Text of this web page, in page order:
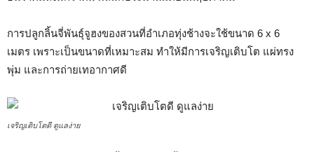
การปลูกลิ้นจี่พันธุ์จูฮงของสวนที่อำเภอทุ่งช้างจะใช้ขนาด 6 x 6
เมตร เพราะเป็นขนาดที่เหมาะสม ทำให้มีการเจริญเติบโต แผ่ทรง
พุ่ม และการถ่ายเทอากาศดี
เจริญเติบโตดี ดูแลง่าย